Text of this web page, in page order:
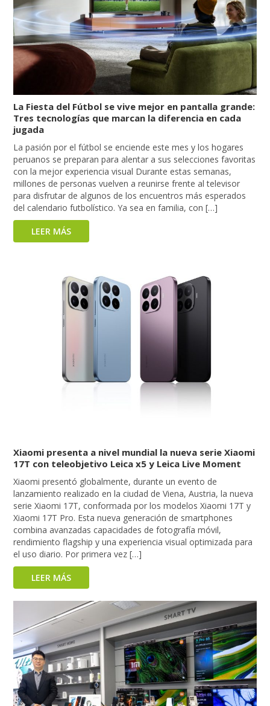
La Fiesta del Fútbol se vive mejor en pantalla grande:
Tres tecnologías que marcan la diferencia en cada
jugada
La pasión por el fútbol se enciende este mes y los hogares
peruanos se preparan para alentar a sus selecciones favoritas
con la mejor experiencia visual Durante estas semanas,
millones de personas vuelven a reunirse frente al televisor
para disfrutar de algunos de los encuentros más esperados
del calendario futbolístico. Ya sea en familia, con […]
LEER MÁS
Xiaomi presenta a nivel mundial la nueva serie Xiaomi
17T con teleobjetivo Leica x5 y Leica Live Moment
Xiaomi presentó globalmente, durante un evento de
lanzamiento realizado en la ciudad de Viena, Austria, la nueva
serie Xiaomi 17T, conformada por los modelos Xiaomi 17T y
Xiaomi 17T Pro. Esta nueva generación de smartphones
combina avanzadas capacidades de fotografía móvil,
rendimiento flagship y una experiencia visual optimizada para
el uso diario. Por primera vez […]
LEER MÁS